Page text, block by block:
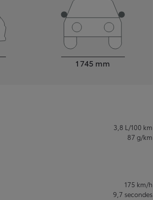
1 745 mm
3,8 L/100 km
87 g/km
175 km/h
9,7 secondes